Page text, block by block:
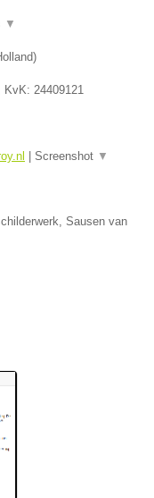
▼
)
KvK: 24409121
Screenshot ▼
Sausen van